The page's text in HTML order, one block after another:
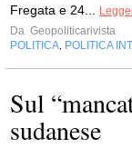
Fregata e 24...
Da Geopoliticarivista
POLITICA POLITICA
Sul
sudanese